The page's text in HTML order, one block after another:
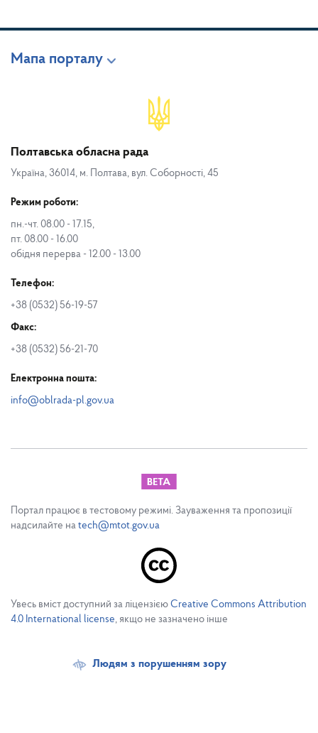
Мапа порталу
Полтавська обласна рада
Україна, 36014, м. Полтава, вул. Соборності, 45
Режим роботи:
пн.-чт. 08.00 - 17.15,
пт. 08.00 - 16.00
обідня перерва - 12.00 - 13.00
Телефон:
+38 (0532) 56-19-57
Факс:
+38 (0532) 56-21-70
Електронна пошта:
info@oblrada-pl.gov.ua
Портал працює в тестовому режимі. Зауваження та пропозиції
надсилайте на tech@mtot.gov.ua
Увесь вміст доступний за ліцензією Creative Commons Attribution
4.0 International license, якщо не зазначено інше
Людям з порушенням зору